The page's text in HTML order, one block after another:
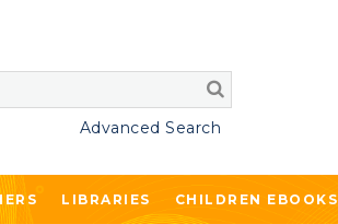
Advanced Search
LIBRARIES CHILDREN EBOOKS